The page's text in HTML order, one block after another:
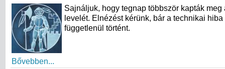
Sajnáljuk, hogy tegnap többször kapták meg
levelét. Elnézést kérünk, bár a technikai
függetlenül történt.
Bővebben...